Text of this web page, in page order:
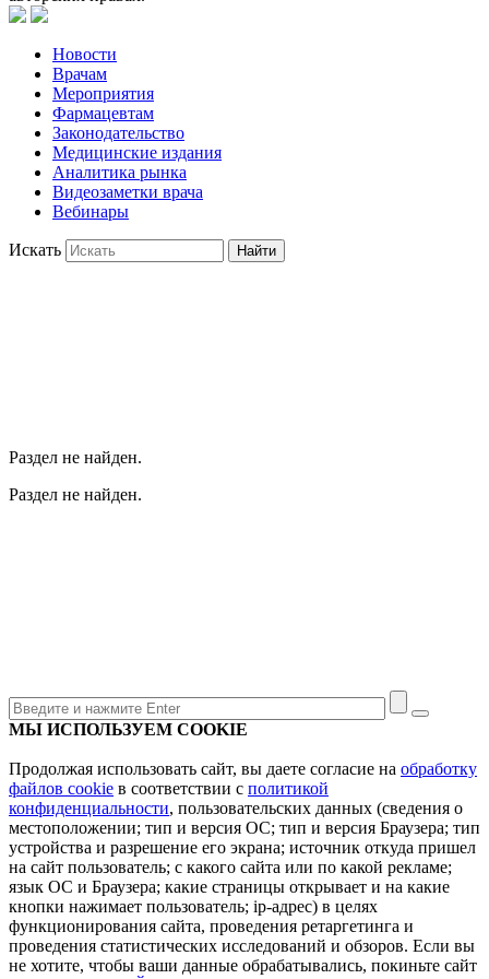
Новости
Врачам
Мероприятия
Фармацевтам
Законодательство
Медицинские издания
Аналитика рынка
Видеозаметки врача
Вебинары
Искать Найти
Раздел не найден.
Раздел не найден.
МЫ ИСПОЛЬЗУЕМ COOKIE
Продолжая использовать сайт, вы даете согласие на обработку
файлов cookie в соответствии с политикой
конфиденциальности, пользовательских данных (сведения о
местоположении; тип и версия ОС; тип и версия Браузера; тип
устройства и разрешение его экрана; источник откуда пришел
на сайт пользователь; с какого сайта или по какой рекламе;
язык ОС и Браузера; какие страницы открывает и на какие
кнопки нажимает пользователь; ip-адрес) в целях
функционирования сайта, проведения ретаргетинга и
проведения статистических исследований и обзоров. Если вы
не хотите, чтобы ваши данные обрабатывались, покиньте сайт